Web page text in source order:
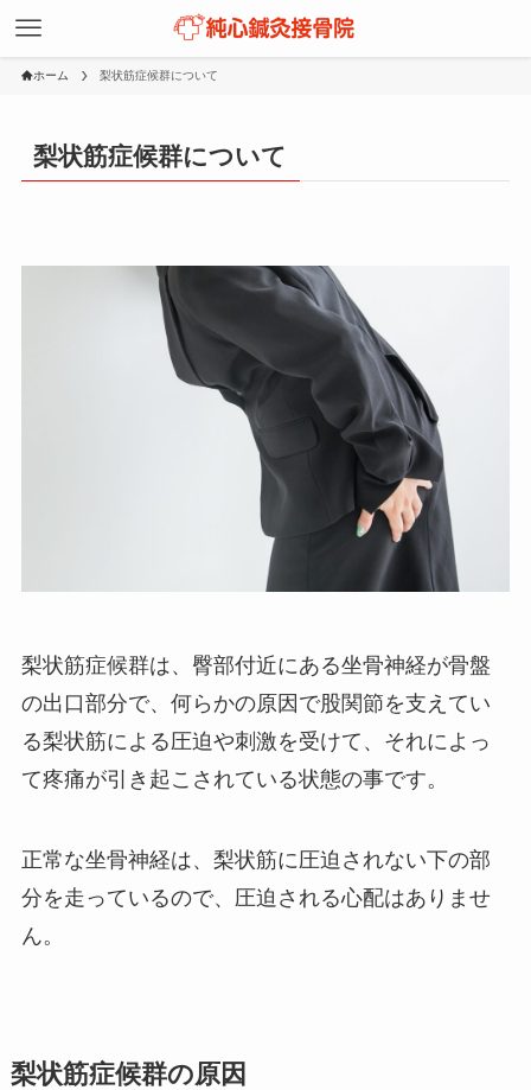
ホーム 梨状筋症候群について
梨状筋症候群について
梨状筋症候群は、臀部付近にある坐骨神経が骨盤
の出口部分で、何らかの原因で股関節を支えてい
る梨状筋による圧迫や刺激を受けて、それによっ
て疼痛が引き起こされている状態の事です。
正常な坐骨神経は、梨状筋に圧迫されない下の部
分を走っているので、圧迫される心配はありませ
ん。
梨状筋症候群の原因